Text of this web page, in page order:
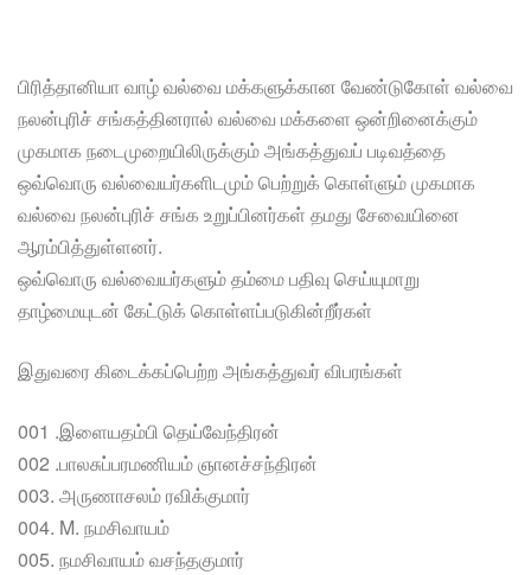
பிரித்தானியா வாழ் வல்வை மக்களுக்கான வேண்டுகோள் வல்வை
நலன்புரிச் சங்கத்தினரால் வல்வை மக்களை ஒன்றினைக்கும்
முகமாக நடைமுறையிலிருக்கும் அங்கத்துவப் படிவத்தை
ஒவ்வொரு வல்வையர்களிடமும் பெற்றுக் கொள்ளும் முகமாக
வல்வை நலன்புரிச் சங்க உறுப்பினர்கள் தமது சேவையினை
ஆரம்பித்துள்ளனர்.
ஒவ்வொரு வல்வையர்களும் தம்மை பதிவு செய்யுமாறு
தாழ்மையுடன் கேட்டுக் கொள்ளப்படுகின்றீர்கள்
இதுவரை கிடைக்கப்பெற்ற அங்கத்துவர் விபரங்கள்
001 .இளையதம்பி தெய்வேந்திரன்
002 .பாலசுப்பரமணியம் ஞானச்சந்திரன்
003. அருணாசலம் ரவிக்குமார்
004. M. நமசிவாயம்
005. நமசிவாயம் வசந்தகுமார்